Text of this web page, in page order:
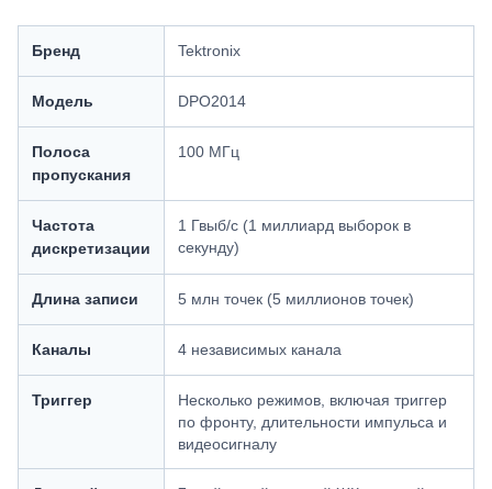
Бренд Tektronix
Модель DPO2014
Полоса
пропускания
100 МГц
Частота
дискретизации
1 Гвыб/с (1 миллиард выборок в
секунду)
Длина записи 5 млн точек (5 миллионов точек)
Каналы 4 независимых канала
Триггер
Несколько режимов, включая триггер
по фронту, длительности импульса и
видеосигналу